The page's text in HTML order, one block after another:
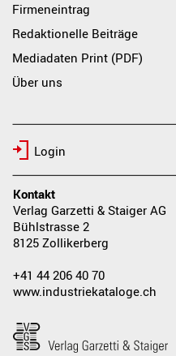
Firmeneintrag
Redaktionelle Beiträge
Mediadaten Print (PDF)
Über uns
Login
Kontakt
Verlag Garzetti & Staiger AG
Bühlstrasse 2
8125 Zollikerberg
+41 44 206 40 70
www.industriekataloge.ch